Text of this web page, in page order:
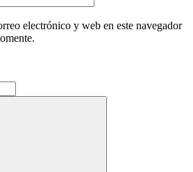
electrónico y web en este navegador